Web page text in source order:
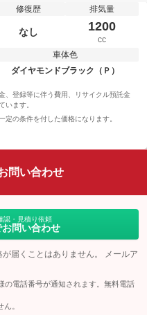
修復歴
なし
排気量
1200
cc
車体色
ダイヤモンドブラック（Ｐ）
、登録等に伴う費用、リサイクル預託金
います。
定の条件を付した価格になります。
問い合わせ
認・見積り依頼
問い合わせ
届くことはありません。 メールア
電話番号が通知されます。無料電話
。